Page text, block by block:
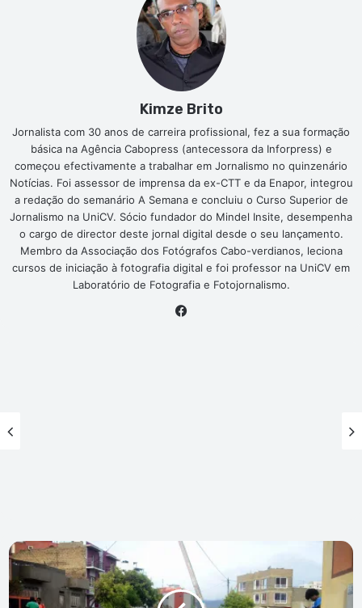
Kimze Brito
Jornalista com 30 anos de carreira profissional, fez a sua formação
básica na Agência Cabopress (antecessora da Inforpress) e
começou efectivamente a trabalhar em Jornalismo no quinzenário
Notícias. Foi assessor de imprensa da ex-CTT e da Enapor, integrou
a redação do semanário A Semana e concluiu o Curso Superior de
Jornalismo na UniCV. Sócio fundador do Mindel Insite, desempenha
o cargo de director deste jornal digital desde o seu lançamento.
Membro da Associação dos Fotógrafos Cabo-verdianos, leciona
cursos de iniciação à fotografia digital e foi professor na UniCV em
Laboratório de Fotografia e Fotojornalismo.
Governo
cria
gabinete
de